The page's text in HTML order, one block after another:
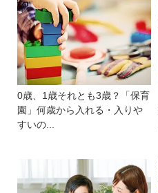
0歳、1歳それとも3歳？「保育
園」何歳から入れる・入りや
すいの...